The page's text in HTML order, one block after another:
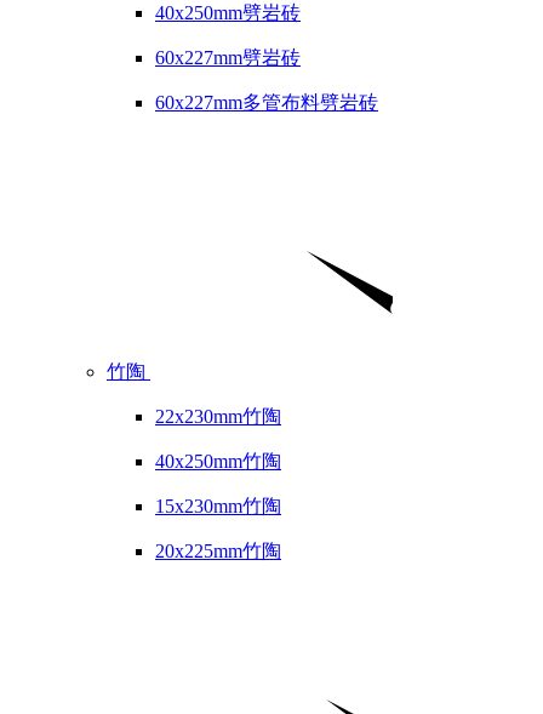
40x250mm劈岩砖
60x227mm劈岩砖
60x227mm多管布料劈岩砖
竹陶
22x230mm竹陶
40x250mm竹陶
15x230mm竹陶
20x225mm竹陶